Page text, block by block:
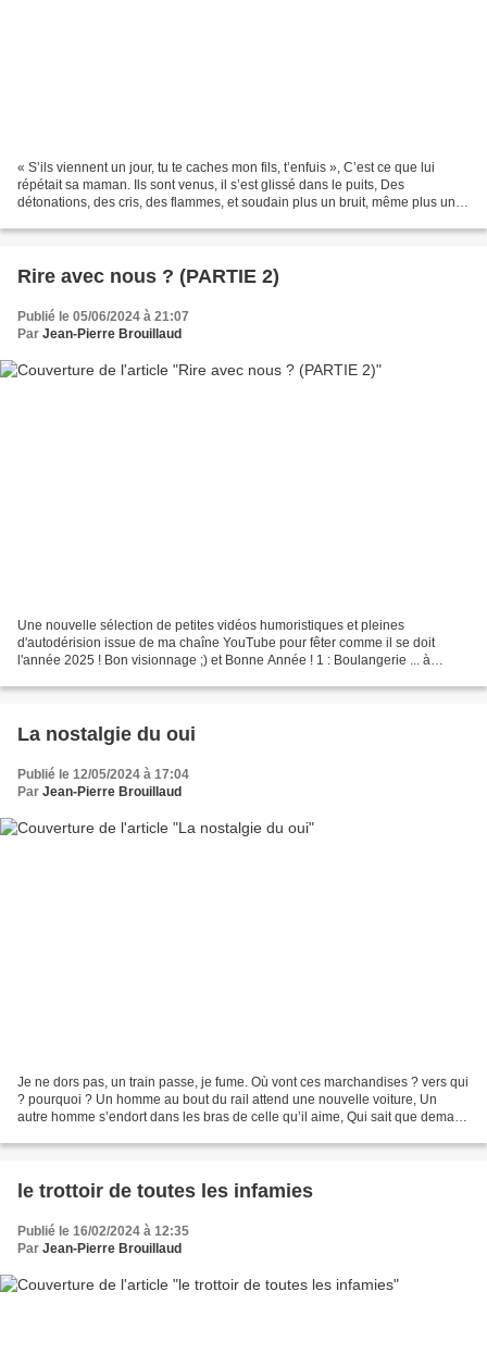
« S’ils viennent un jour, tu te caches mon fils, t’enfuis », C’est ce que lui
répétait sa maman. Ils sont venus, il s’est glissé dans le puits, Des
détonations, des cris, des flammes, et soudain plus un bruit, même plus un
Rire avec nous ? (PARTIE 2)
Publié le 05/06/2024 à 21:07
Par Jean-Pierre Brouillaud
Une nouvelle sélection de petites vidéos humoristiques et pleines
d'autodérision issue de ma chaîne YouTube pour fêter comme il se doit
l'année 2025 ! Bon visionnage ;) et Bonne Année ! 1 : Boulangerie ... à
La nostalgie du oui
Publié le 12/05/2024 à 17:04
Par Jean-Pierre Brouillaud
Je ne dors pas, un train passe, je fume. Où vont ces marchandises ? vers qui
? pourquoi ? Un homme au bout du rail attend une nouvelle voiture, Un
autre homme s’endort dans les bras de celle qu’il aime, Qui sait que demain
le trottoir de toutes les infamies
Publié le 16/02/2024 à 12:35
Par Jean-Pierre Brouillaud